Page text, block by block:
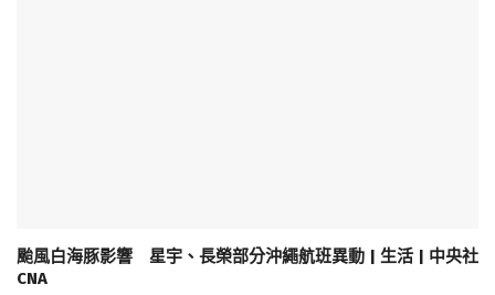
颱風白海豚影響 星宇、長榮部分沖繩航班異動 | 生活 | 中央社
CNA